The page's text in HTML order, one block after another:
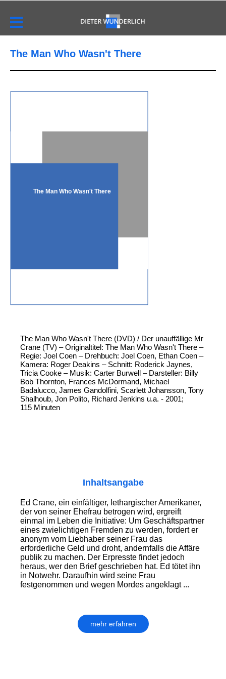
The Man Who Wasn't There
The Man Who Wasn't There
The Man Who Wasn't There (DVD) / Der unauffällige Mr
Crane (TV) – Originaltitel: The Man Who Wasn't There –
Regie: Joel Coen – Drehbuch: Joel Coen, Ethan Coen –
Kamera: Roger Deakins – Schnitt: Roderick Jaynes,
Tricia Cooke – Musik: Carter Burwell – Darsteller: Billy
Bob Thornton, Frances McDormand, Michael
Badalucco, James Gandolfini, Scarlett Johansson, Tony
Shalhoub, Jon Polito, Richard Jenkins u.a. - 2001;
115 Minuten
Inhaltsangabe
Ed Crane, ein einfältiger, lethargischer Amerikaner,
der von seiner Ehefrau betrogen wird, ergreift
einmal im Leben die Initiative: Um Geschäftspartner
eines zwielichtigen Fremden zu werden, fordert er
anonym vom Liebhaber seiner Frau das
erforderliche Geld und droht, andernfalls die Affäre
publik zu machen. Der Erpresste findet jedoch
heraus, wer den Brief geschrieben hat. Ed tötet ihn
in Notwehr. Daraufhin wird seine Frau
festgenommen und wegen Mordes angeklagt ...
mehr erfahren